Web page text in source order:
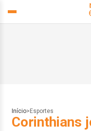
Início> Esportes
Corinthians